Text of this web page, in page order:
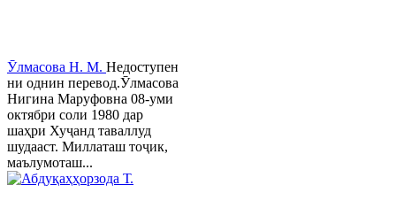
Ӯлмасова Н. М. Недоступен
ни однин перевод.Ӯлмасова
Нигина Маруфовна 08-уми
октябри соли 1980 дар
шаҳри Хуҷанд таваллуд
шудааст. Миллаташ тоҷик,
маълумоташ...